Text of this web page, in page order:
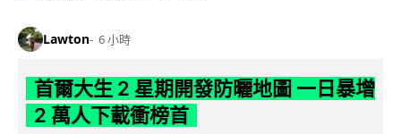
Lawton 6 小時
首爾大生 2 星期開發防曬地圖 一日暴增
2 萬人下載衝榜首